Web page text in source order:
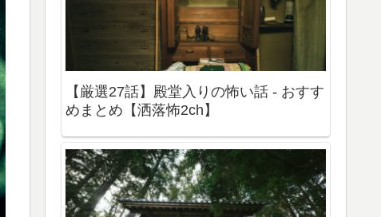
【厳選27話】殿堂入りの怖い話 - おすす
めまとめ【洒落怖2ch】